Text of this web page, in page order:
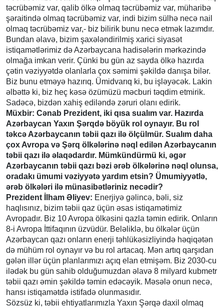
təcrübəmiz var, qalib ölkə olmaq təcrübəmiz var, müharibə
şəraitində olmaq təcrübəmiz var, indi bizim sülhə necə nail
olmaq təcrübəmiz var,- biz bilirik bunu necə etmək lazımdır.
Bundan əlavə, bizim şaxələndirilmiş xarici siyasət
istiqamətlərimiz də Azərbaycana hadisələrin mərkəzində
olmağa imkan verir. Çünki bu gün az sayda ölkə hazırda
çətin vəziyyətdə olanlarla çox səmimi şəkildə danışa bilər.
Biz bunu etməyə hazırıq. Ümidvarıq ki, bu işləyəcək. Lakin
əlbəttə ki, biz heç kəsə özümüzü məcburi təqdim etmirik.
Sadəcə, bizdən xahiş ediləndə zəruri olanı edirik.
Müxbir: Cənab Prezident, iki qısa sualım var. Hazırda
Azərbaycan Yaxın Şərqdə böyük rol oynayır. Bu rol
təkcə Azərbaycanın təbii qazı ilə ölçülmür. Sualım daha
çox Avropa və Şərq ölkələrinə nəql edilən Azərbaycanın
təbii qazı ilə əlaqədardır. Mümkündürmü ki, əgər
Azərbaycanın təbii qazı bəzi ərəb ölkələrinə nəql olunsa,
oradakı ümumi vəziyyətə yardım etsin? Ümumiyyətlə,
ərəb ölkələri ilə münasibətləriniz necədir?
Prezident İlham Əliyev: Enerjiyə gəlincə, bəli, siz
haqlısınız, bizim təbii qaz üçün əsas istiqamətimiz
Avropadır. Biz 10 Avropa ölkəsini qazla təmin edirik. Onların
8-i Avropa İttifaqının üzvüdür. Beləliklə, bu ölkələr üçün
Azərbaycan qazı onların enerji təhlükəsizliyində həqiqətən
də mühüm rol oynayır və bu rol artacaq. Mən artıq qarşıdan
gələn illər üçün planlarımızı açıq elan etmişəm. Biz 2030-cu
ilədək bu gün sahib olduğumuzdan əlavə 8 milyard kubmetr
təbii qazı əmin şəkildə təmin edəcəyik. Məsələ onun necə,
hansı istiqamətdə istifadə olunmasıdır.
Sözsüz ki, təbii ehtiyatlarımızla Yaxın Şərqə daxil olmaq